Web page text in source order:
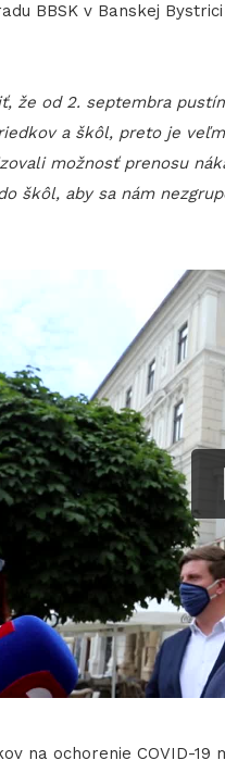
BBSK v Banskej
že od 2. septembra
a škôl, preto je
možnosť prenosu
škôl, aby sa nám
na ochorenie COVID-